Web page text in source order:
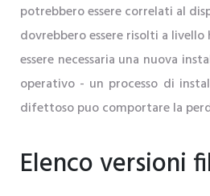
potrebbero essere correlati al
dovrebbero essere risolti a
essere necessaria una nuova
operativo - un processo di
difettoso puo comportare la
Elenco versioni